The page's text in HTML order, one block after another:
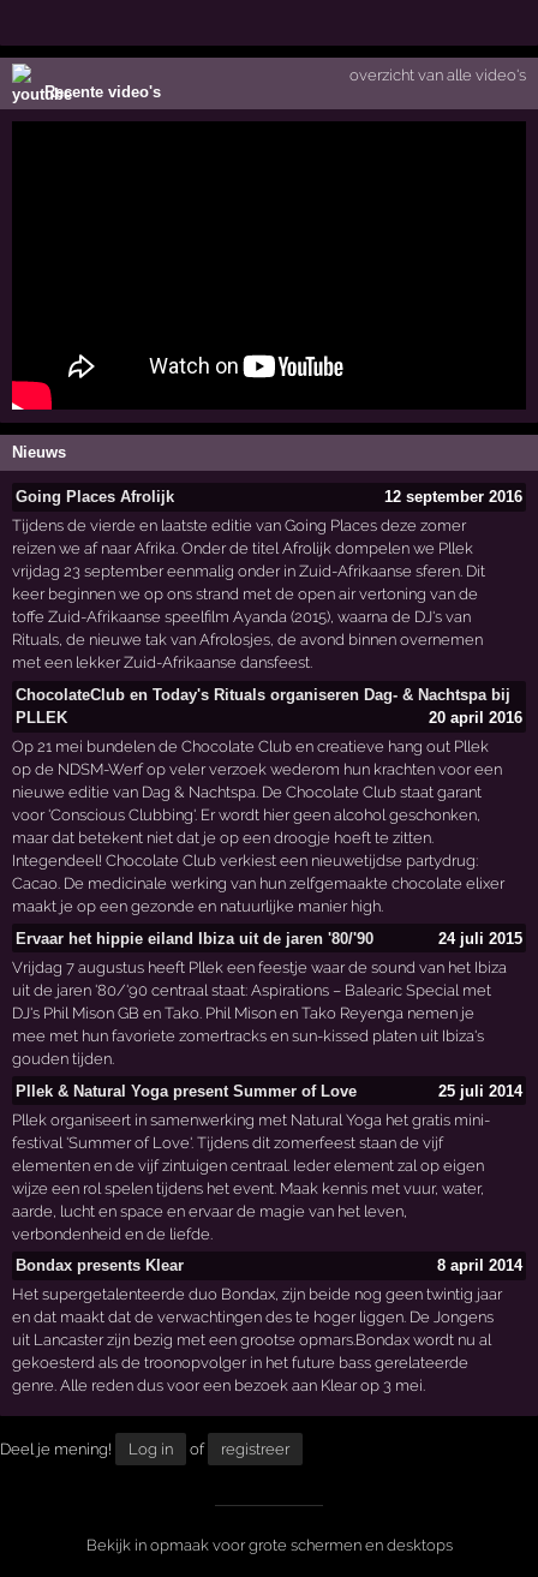
Recente video's
overzicht van alle video's
Nieuws
Going Places Afrolijk
12 september 2016
Tijdens de vierde en laatste editie van Going Places deze zomer
reizen we af naar Afrika. Onder de titel Afrolijk dompelen we Pllek
vrijdag 23 september eenmalig onder in Zuid-Afrikaanse sferen. Dit
keer beginnen we op ons strand met de open air vertoning van de
toffe Zuid-Afrikaanse speelfilm Ayanda (2015), waarna de DJ's van
Rituals, de nieuwe tak van Afrolosjes, de avond binnen overnemen
met een lekker Zuid-Afrikaanse dansfeest.
ChocolateClub en Today's Rituals organiseren Dag- & Nachtspa bij
PLLEK
20 april 2016
Op 21 mei bundelen de Chocolate Club en creatieve hang out Pllek
op de NDSM-Werf op veler verzoek wederom hun krachten voor een
nieuwe editie van Dag & Nachtspa. De Chocolate Club staat garant
voor 'Conscious Clubbing'. Er wordt hier geen alcohol geschonken,
maar dat betekent niet dat je op een droogje hoeft te zitten.
Integendeel! Chocolate Club verkiest een nieuwetijdse partydrug:
Cacao. De medicinale werking van hun zelfgemaakte chocolate elixer
maakt je op een gezonde en natuurlijke manier high.
Ervaar het hippie eiland Ibiza uit de jaren '80/'90
24 juli 2015
Vrijdag 7 augustus heeft Pllek een feestje waar de sound van het Ibiza
uit de jaren '80/'90 centraal staat: Aspirations – Balearic Special met
DJ's Phil Mison GB en Tako. Phil Mison en Tako Reyenga nemen je
mee met hun favoriete zomertracks en sun-kissed platen uit Ibiza's
gouden tijden.
Pllek & Natural Yoga present Summer of Love
25 juli 2014
Pllek organiseert in samenwerking met Natural Yoga het gratis mini-
festival 'Summer of Love'. Tijdens dit zomerfeest staan de vijf
elementen en de vijf zintuigen centraal. Ieder element zal op eigen
wijze een rol spelen tijdens het event. Maak kennis met vuur, water,
aarde, lucht en space en ervaar de magie van het leven,
verbondenheid en de liefde.
Bondax presents Klear
8 april 2014
Het supergetalenteerde duo Bondax, zijn beide nog geen twintig jaar
en dat maakt dat de verwachtingen des te hoger liggen. De Jongens
uit Lancaster zijn bezig met een grootse opmars.Bondax wordt nu al
gekoesterd als de troonopvolger in het future bass gerelateerde
genre. Alle reden dus voor een bezoek aan Klear op 3 mei.
Deel je mening! Log in of registreer
Bekijk in opmaak voor grote schermen en desktops